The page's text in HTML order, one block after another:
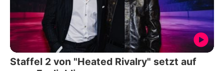
Staffel 2 von "Heated Rivalry" setzt auf